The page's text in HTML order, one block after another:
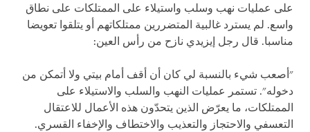
على عمليات نهب وسلب واستيلاء على الممتلكات على نطاق
واسع. لم يسترد غالبية المتضررين ممتلكاتهم أو يتلقوا تعويضا
مناسبا. قال رجل إيزيدي نازح من رأس العين:
"أصعب شيء بالنسبة لي كان أن أقف أمام بيتي ولا أتمكن من
دخوله". تستمر عمليات النهب والسلب والاستيلاء على
الممتلكات، ما يعرّض الذين يتحدّون هذه الأعمال للاعتقال
التعسفي والاحتجاز والتعذيب والاختطاف والإخفاء القسري.